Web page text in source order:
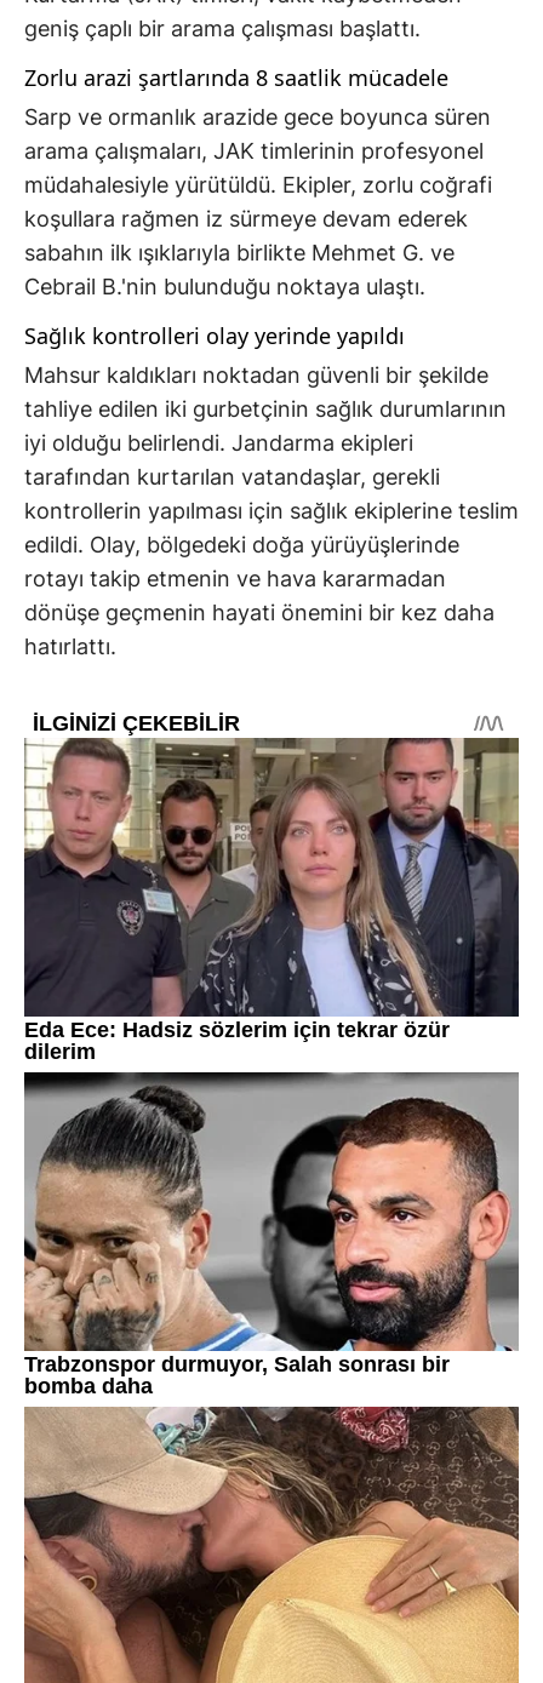
geniş çaplı bir arama çalışması başlattı.
Zorlu arazi şartlarında 8 saatlik mücadele
Sarp ve ormanlık arazide gece boyunca süren
arama çalışmaları, JAK timlerinin profesyonel
müdahalesiyle yürütüldü. Ekipler, zorlu coğrafi
koşullara rağmen iz sürmeye devam ederek
sabahın ilk ışıklarıyla birlikte Mehmet G. ve
Cebrail B.'nin bulunduğu noktaya ulaştı.
Sağlık kontrolleri olay yerinde yapıldı
Mahsur kaldıkları noktadan güvenli bir şekilde
tahliye edilen iki gurbetçinin sağlık durumlarının
iyi olduğu belirlendi. Jandarma ekipleri
tarafından kurtarılan vatandaşlar, gerekli
kontrollerin yapılması için sağlık ekiplerine teslim
edildi. Olay, bölgedeki doğa yürüyüşlerinde
rotayı takip etmenin ve hava kararmadan
dönüşe geçmenin hayati önemini bir kez daha
hatırlattı.